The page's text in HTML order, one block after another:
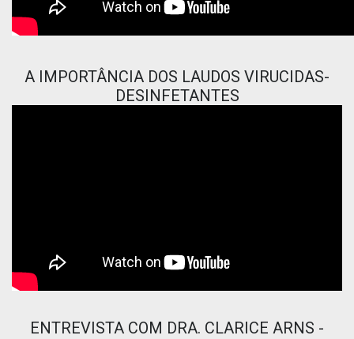
A IMPORTÂNCIA DOS LAUDOS VIRUCIDAS-
DESINFETANTES
ENTREVISTA COM DRA. CLARICE ARNS -